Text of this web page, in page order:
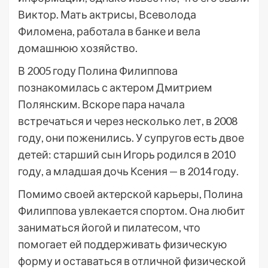
Виктор. Мать актрисы, Всеволода
Филомена, работала в банке и вела
домашнюю хозяйство.
В 2005 году Полина Филиппова
познакомилась с актером Дмитрием
Полянским. Вскоре пара начала
встречаться и через несколько лет, в 2008
году, они поженились. У супругов есть двое
детей: старший сын Игорь родился в 2010
году, а младшая дочь Ксения — в 2014 году.
Помимо своей актерской карьеры, Полина
Филиппова увлекается спортом. Она любит
заниматься йогой и пилатесом, что
помогает ей поддерживать физическую
форму и оставаться в отличной физической